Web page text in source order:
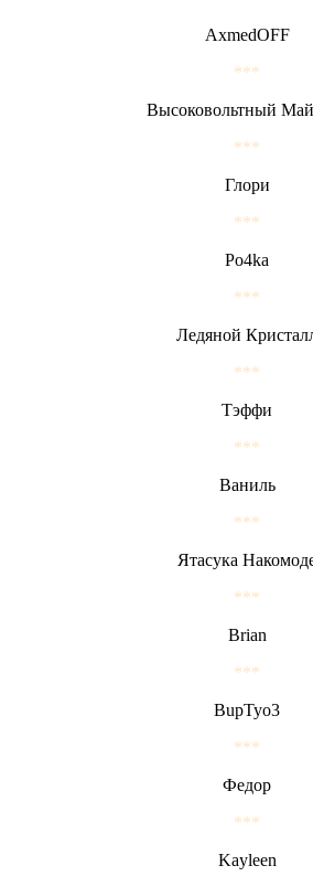
AxmedOFF
***
Высоковольтный
***
Глори
***
Po4ka
***
Ледяной
***
Тэффи
***
Ваниль
***
Ятасука
***
Brian
***
BupTyo3
***
Федор
***
Kayleen